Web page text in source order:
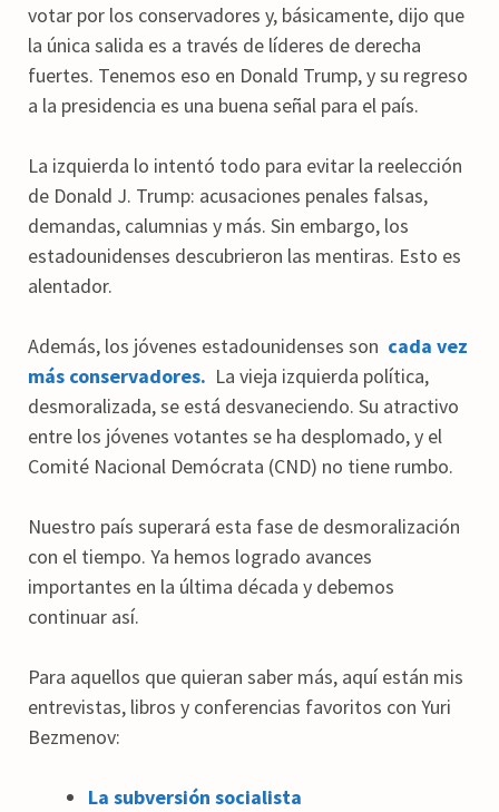
votar por los conservadores y, básicamente, dijo que
la única salida es a través de líderes de derecha
fuertes. Tenemos eso en Donald Trump, y su regreso
a la presidencia es una buena señal para el país.
La izquierda lo intentó todo para evitar la reelección
de Donald J. Trump: acusaciones penales falsas,
demandas, calumnias y más. Sin embargo, los
estadounidenses descubrieron las mentiras. Esto es
alentador.
Además, los jóvenes estadounidenses son cada vez
más conservadores. La vieja izquierda política,
desmoralizada, se está desvaneciendo. Su atractivo
entre los jóvenes votantes se ha desplomado, y el
Comité Nacional Demócrata (CND) no tiene rumbo.
Nuestro país superará esta fase de desmoralización
con el tiempo. Ya hemos logrado avances
importantes en la última década y debemos
continuar así.
Para aquellos que quieran saber más, aquí están mis
entrevistas, libros y conferencias favoritos con Yuri
Bezmenov:
La subversión socialista